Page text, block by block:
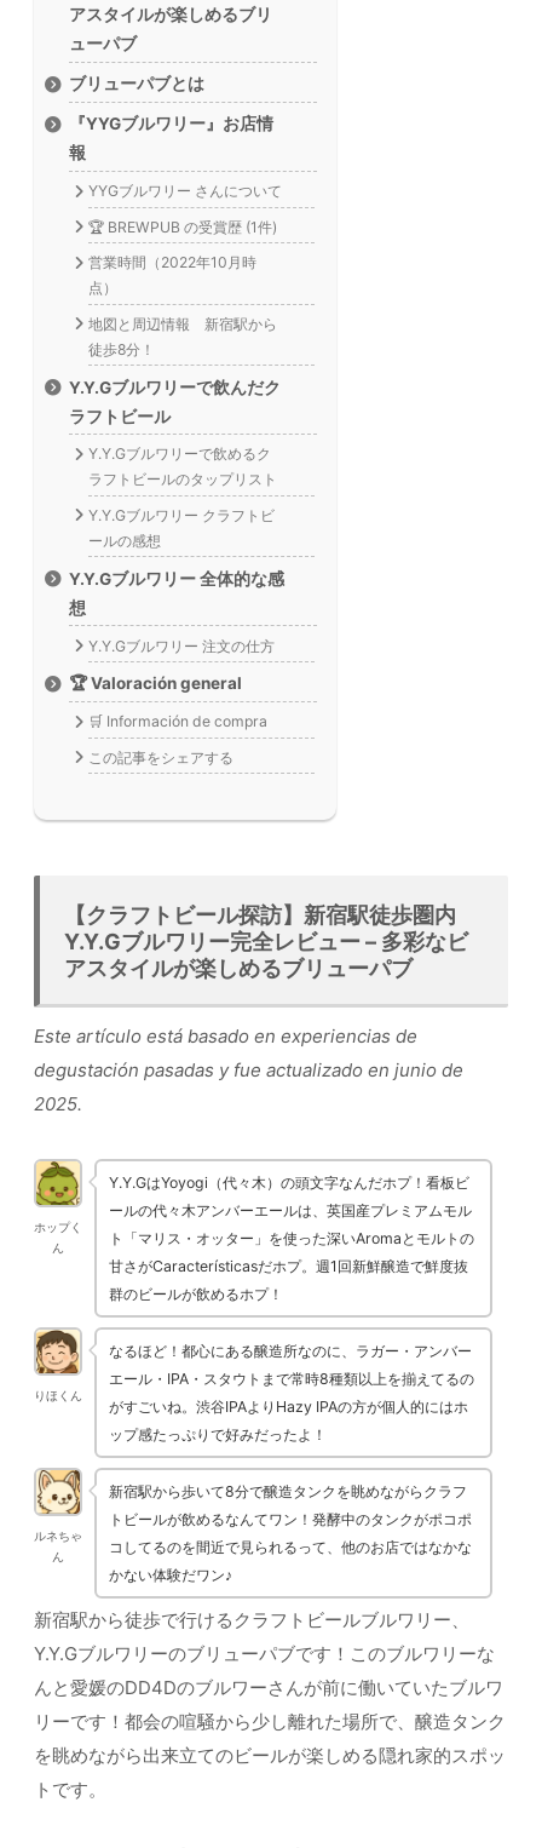
アスタイルが楽しめるブリ
ューパブ
ブリューパブとは
『YYGブルワリー』お店情
報
YYGブルワリー さんについて
🏆 BREWPUB の受賞歴 (1件)
営業時間（2022年10月時
点）
地図と周辺情報 新宿駅から
徒歩8分！
Y.Y.Gブルワリーで飲んだク
ラフトビール
Y.Y.Gブルワリーで飲めるク
ラフトビールのタップリスト
Y.Y.Gブルワリー クラフトビ
ールの感想
Y.Y.Gブルワリー 全体的な感
想
Y.Y.Gブルワリー 注文の仕方
🏆 Valoración general
🛒 Información de compra
この記事をシェアする
【クラフトビール探訪】新宿駅徒歩圏内
Y.Y.Gブルワリー完全レビュー – 多彩なビ
アスタイルが楽しめるブリューパブ
Este artículo está basado en experiencias de
degustación pasadas y fue actualizado en junio de
2025.
ホップく
ん
Y.Y.GはYoyogi（代々木）の頭文字なんだホプ！看板ビ
ールの代々木アンバーエールは、英国産プレミアムモル
ト「マリス・オッター」を使った深いAromaとモルトの
甘さがCaracterísticasだホプ。週1回新鮮醸造で鮮度抜
群のビールが飲めるホプ！
りほくん
なるほど！都心にある醸造所なのに、ラガー・アンバー
エール・IPA・スタウトまで常時8種類以上を揃えてるの
がすごいね。渋谷IPAよりHazy IPAの方が個人的にはホ
ップ感たっぷりで好みだったよ！
ルネちゃ
ん
新宿駅から歩いて8分で醸造タンクを眺めながらクラフ
トビールが飲めるなんてワン！発酵中のタンクがポコポ
コしてるのを間近で見られるって、他のお店ではなかな
かない体験だワン♪
新宿駅から徒歩で行けるクラフトビールブルワリー、
Y.Y.Gブルワリーのブリューパブです！このブルワリーな
んと愛媛のDD4Dのブルワーさんが前に働いていたブルワ
リーです！都会の喧騒から少し離れた場所で、醸造タンク
を眺めながら出来立てのビールが楽しめる隠れ家的スポッ
トです。